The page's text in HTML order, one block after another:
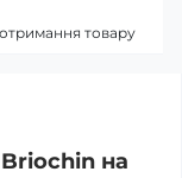
Briochin на
товару